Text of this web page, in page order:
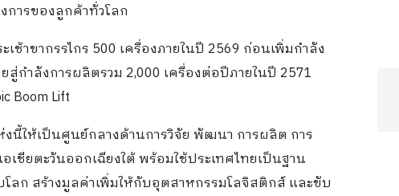
การของลูกค้าทั่วโลก
าขากรรไกร 500 เครื่องภายในปี 2569 ก่อนเพิ่มกำลัง
กำลังการผลิตรวม 2,000 เครื่องต่อปีภายในปี 2571
Boom Lift
งนี้ให้เป็นศูนย์กลางด้านการวิจัย พัฒนา การผลิต การ
ชียตะวันออกเฉียงใต้ พร้อมใช้ประเทศไทยเป็นฐาน
ลก สร้างมูลค่าเพิ่มให้กับอุตสาหกรรมโลจิสติกส์ และขับ